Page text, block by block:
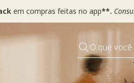
em compras feitas no app**.
O que